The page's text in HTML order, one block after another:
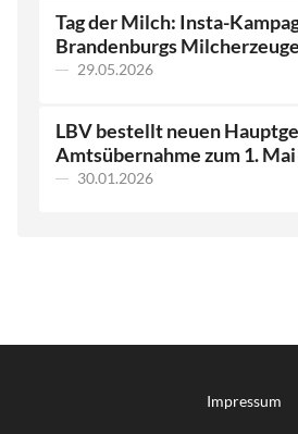
Tag der Milch: Insta-
Brandenburgs
29.05.2026
LBV bestellt neuen
Amtsübernahme zum 1.
30.01.2026
Impressum